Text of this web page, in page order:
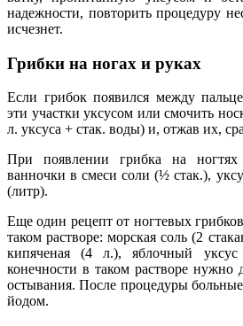
надежности, повторить процедуру
исчезнет.
Грибки на ногах и руках
Если грибок появился между
эти участки уксусом или смочить
л. уксуса + стак. воды) и, отжав их,
При появлении грибка на
ванночки в смеси соли (½ стак.),
(литр).
Еще один рецепт от ногтевых
таком растворе: морская соль (2
кипяченая (4 л.), яблочный
конечности в таком растворе нужно
остывания. После процедуры больные
йодом.